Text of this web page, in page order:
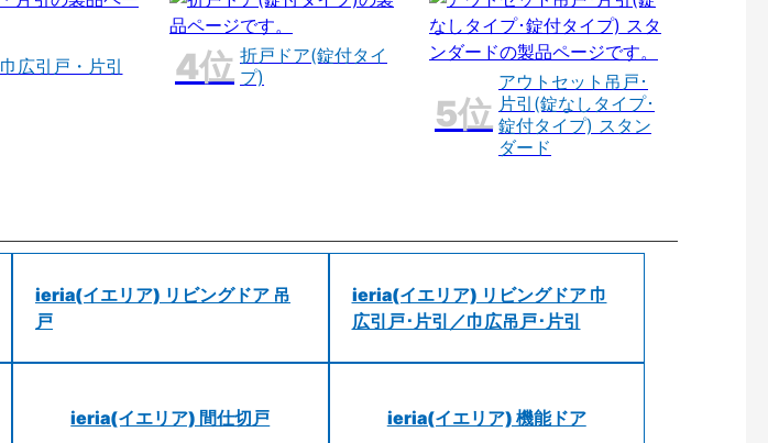
巾広引戸・片引
折戸ドア(錠付タイ
プ)
アウトセット吊戸･
片引(錠なしタイプ･
錠付タイプ) スタン
ダード
ieria(イエリア) リビングドア 吊
戸
ieria(イエリア) リビングドア 巾
広引戸･片引／巾広吊戸･片引
ieria(イエリア) 間仕切戸 ieria(イエリア) 機能ドア